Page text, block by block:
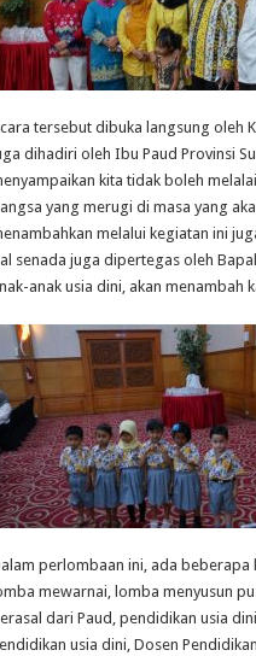
tersebut dibuka langsung oleh
dihadiri oleh Ibu Paud Provinsi
kita tidak boleh
yang merugi di masa yang
melalui kegiatan ini
senada juga dipertegas oleh
anak usia dini, akan menambah
perlombaan ini, ada
mewarnai, lomba menyusun
dari Paud, pendidikan usia
usia dini, Dosen